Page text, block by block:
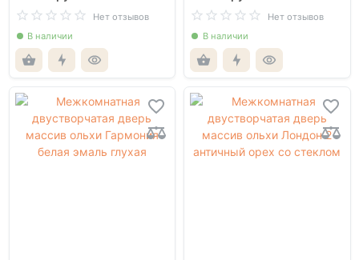
Нет отзывов
В наличии
Нет отзывов
В наличии